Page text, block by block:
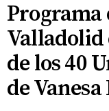
Programa
Valladolid
de los 40
de